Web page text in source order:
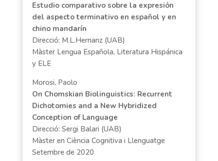
Estudio comparativo sobre la expresión
del aspecto terminativo en español y en
chino mandarín
Direcció: M.L.Hernanz (UAB)
Màster Lengua Española, Literatura Hispánica
y ELE
Morosi, Paolo
On Chomskian Biolinguistics: Recurrent
Dichotomies and a New Hybridized
Conception of Language
Direcció: Sergi Balari (UAB)
Màster en Ciència Cognitiva i Llenguatge
Setembre de 2020